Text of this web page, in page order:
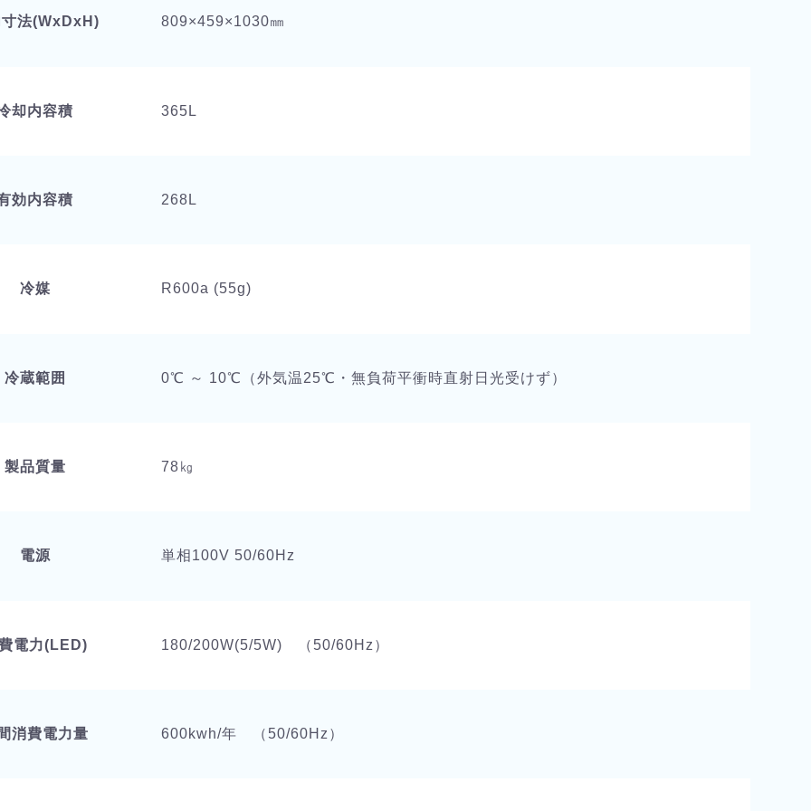
法(WxDxH) 809×459×1030㎜
却内容積 365L
効内容積 268L
冷媒 R600a (55g)
冷蔵範囲 0℃ ～ 10℃（外気温25℃・無負荷平衝時直射日光受けず）
製品質量 78㎏
電源 単相100V 50/60Hz
電力(LED) 180/200W(5/5W) （50/60Hz）
消費電力量 600kwh/年 （50/60Hz）